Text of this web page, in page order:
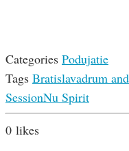
Categories Podujatie
Tags Bratislavadrum
SessionNu Spirit
0 likes